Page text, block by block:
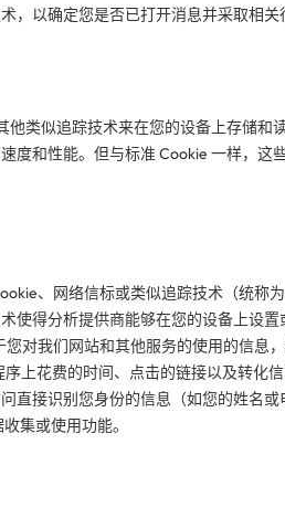
，以确定您是否已打开消息并采取相关
类似追踪技术来在您的设备上存储和
度和性能。但与标准 Cookie 一样，这
、网络信标或类似追踪技术（统称
使得分析提供商能够在您的设备上设置
对我们网站和其他服务的使用的信息，
上花费的时间、点击的链接以及转化
直接识别您身份的信息（如您的姓名
集或使用功能。